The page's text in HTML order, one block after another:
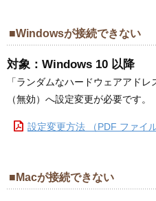
■Windowsが接続できない
対象：Windows 10 以降
「ランダムなハードウェアアド
（無効）へ設定変更が必要です。
設定変更方法 （PDF ファイ
■Macが接続できない